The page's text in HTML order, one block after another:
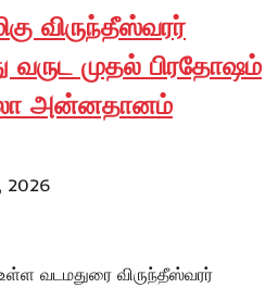
விருந்தீஸ்வரர்
வருட முதல் பிரதோஷம்
உலா அன்னதானம்
2026
வடமதுரை விருந்தீஸ்வரர்